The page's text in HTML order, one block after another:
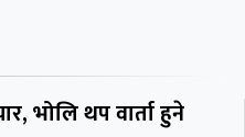
भोलि थप वार्ता हुने